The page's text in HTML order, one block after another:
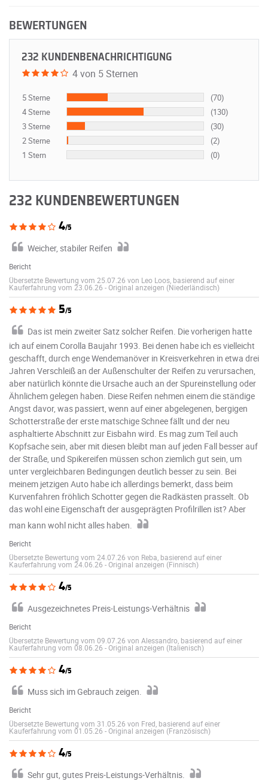
BEWERTUNGEN
232 KUNDENBENACHRICHTIGUNG
4 von 5 Sternen
5 Sterne
(70)
4 Sterne
(130)
3 Sterne
(30)
2 Sterne
(2)
1 Stern
(0)
232 KUNDENBEWERTUNGEN
4/5
Weicher, stabiler Reifen
Bericht
Übersetzte Bewertung vom 25.07.26 von Leo Loos, basierend auf einer
Kauferfahrung vom 23.06.26 -Original anzeigen (Niederländisch)
5/5
Das ist mein zweiter Satz solcher Reifen. Die vorherigen hatte
ich auf einem Corolla Baujahr 1993. Bei denen habe ich es vielleicht
geschafft, durch enge Wendemanöver in Kreisverkehren in etwa drei
Jahren Verschleiß an der Außenschulter der Reifen zu verursachen,
aber natürlich könnte die Ursache auch an der Spureinstellung oder
Ähnlichem gelegen haben. Diese Reifen nehmen einem die ständige
Angst davor, was passiert, wenn auf einer abgelegenen, bergigen
Schotterstraße der erste matschige Schnee fällt und der neu
asphaltierte Abschnitt zur Eisbahn wird. Es mag zum Teil auch
Kopfsache sein, aber mit diesen bleibt man auf jeden Fall besser auf
der Straße, und Spikereifen müssen schon ziemlich gut sein, um
unter vergleichbaren Bedingungen deutlich besser zu sein. Bei
meinem jetzigen Auto habe ich allerdings bemerkt, dass beim
Kurvenfahren fröhlich Schotter gegen die Radkästen prasselt. Ob
das wohl eine Eigenschaft der ausgeprägten Profilrillen ist? Aber
man kann wohl nicht alles haben.
Bericht
Übersetzte Bewertung vom 24.07.26 von Reba, basierend auf einer
Kauferfahrung vom 24.06.26 -Original anzeigen (Finnisch)
4/5
Ausgezeichnetes Preis-Leistungs-Verhältnis
Bericht
Übersetzte Bewertung vom 09.07.26 von Alessandro, basierend auf einer
Kauferfahrung vom 08.06.26 -Original anzeigen (Italienisch)
4/5
Muss sich im Gebrauch zeigen.
Bericht
Übersetzte Bewertung vom 31.05.26 von Fred, basierend auf einer
Kauferfahrung vom 01.05.26 -Original anzeigen (Französisch)
4/5
Sehr gut, gutes Preis-Leistungs-Verhältnis.